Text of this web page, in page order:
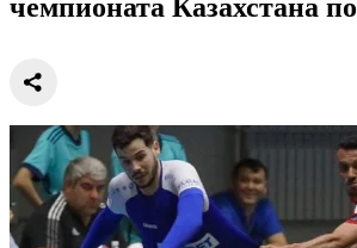
чемпионата Казахстана